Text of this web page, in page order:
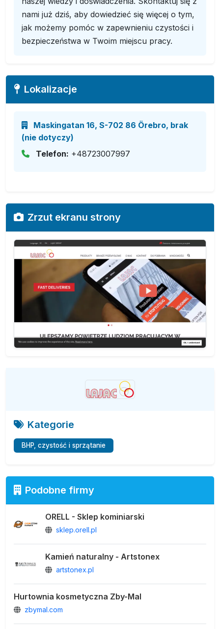
nami już dziś, aby dowiedzieć się więcej o tym,
jak możemy pomóc w zapewnieniu czystości i
bezpieczeństwa w Twoim miejscu pracy.
Lokalizacje
Maskingatan 16, S-702 86 Örebro, brak
(nie dotyczy)
Telefon: +48723007997
Zrzut ekranu strony
Kategorie
BHP, czystość i sprzątanie
Podobne firmy
ORELL - Sklep kominiarski
sklep.orell.pl
Kamień naturalny - Artstonex
artstonex.pl
Hurtownia kosmetyczna Zby-Mal
zbymal.com